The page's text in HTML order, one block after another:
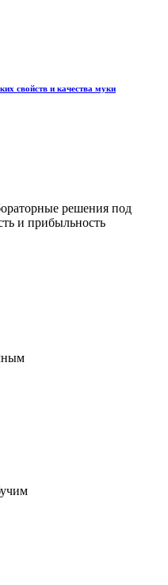
свойств и качества муки
решения под
и прибыльность